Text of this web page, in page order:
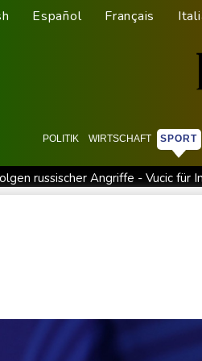
Español Français
POLITIK WIRTSCHAFT SPORT
russischer Angriffe - Vucic für